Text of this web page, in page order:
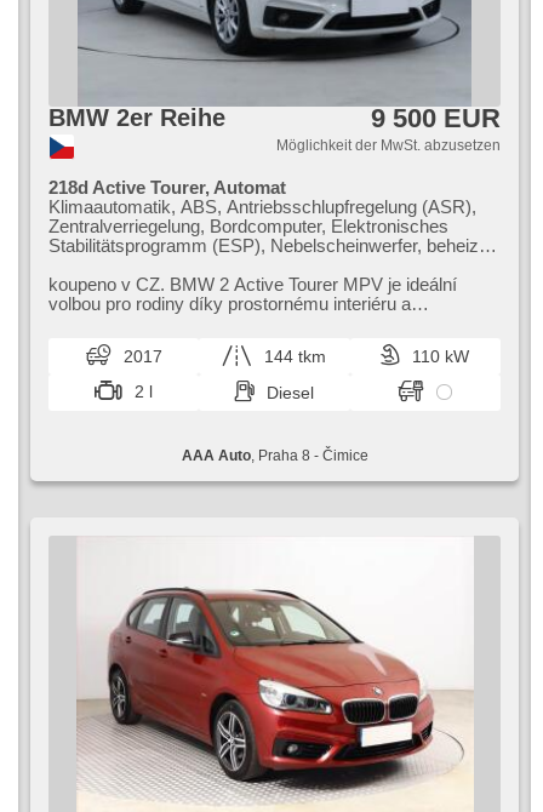
BMW 2er Reihe 9 500 EUR
Möglichkeit der MwSt. abzusetzen
218d Active Tourer, Automat
Klimaautomatik, ABS, Antriebsschlupfregelung (ASR),
Zentralverriegelung, Bordcomputer, Elektronisches
Stabilitätsprogramm (ESP), Nebelscheinwerfer, beheizte
Reifendrucksensor, USB, 6x Airbag, Parkassistent,
Servolenkung, El. Seitenscheiben, Dachträger, Autoradio,
koupeno v CZ. BMW 2 Active Tourer MPV je ideální
volbou pro rodiny díky prostornému interiéru a
2017 144 tkm
110 kW
2 l
Diesel
AAA Auto, Praha 8 - Čimice